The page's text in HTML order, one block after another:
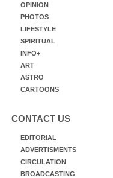
OPINION
PHOTOS
LIFESTYLE
SPIRITUAL
INFO+
ART
ASTRO
CARTOONS
CONTACT US
EDITORIAL
ADVERTISMENTS
CIRCULATION
BROADCASTING